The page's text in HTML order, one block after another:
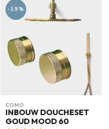
-19%
COMO
INBOUW DOUCHESET
GOUD MOOD 60